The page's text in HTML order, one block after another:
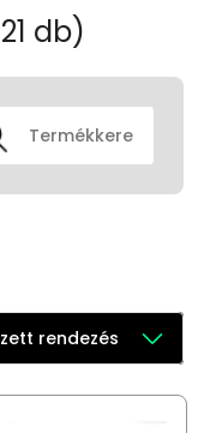
db)
rendezés